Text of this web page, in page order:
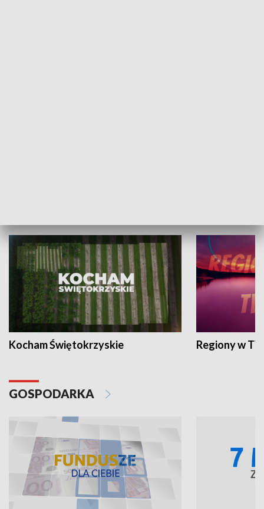
Kocham Świętokrzyskie Regiony w
GOSPODARKA